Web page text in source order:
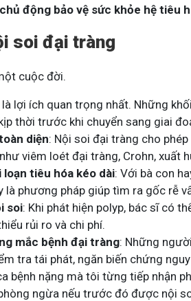
động bảo vệ sức khỏe hệ tiêu
soi đại tràng
cuộc đời.
là lợi ích quan trọng nhất. Những
thời trước khi chuyển sang giai
diện: Nội soi đại tràng cho
viêm loét đại tràng, Crohn, xuất
tiêu hóa kéo dài: Với bà con
phương pháp giúp tìm ra gốc rễ
soi: Khi phát hiện polyp, bác sĩ có
rủi ro và chi phí.
mắc bệnh đại tràng: Những
tra tái phát, ngăn biến chứng
bệnh nặng mà tôi từng tiếp nhận
ngừa nếu trước đó được nội